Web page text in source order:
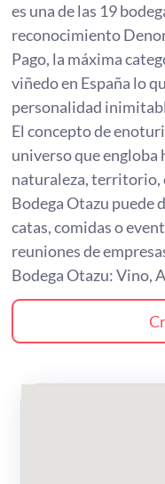
es una de las 19
reconocimiento
Pago, la máxima
viñedo en España lo
personalidad
El concepto de
universo que
naturaleza, territorio,
Bodega Otazu puede
catas, comidas o
reuniones de
Bodega Otazu: Vino,